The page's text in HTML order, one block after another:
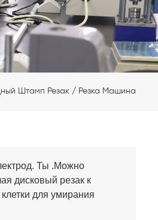
Штамп Резак / Резка Машина
Ты .Можно
дисковый резак к
для умирания